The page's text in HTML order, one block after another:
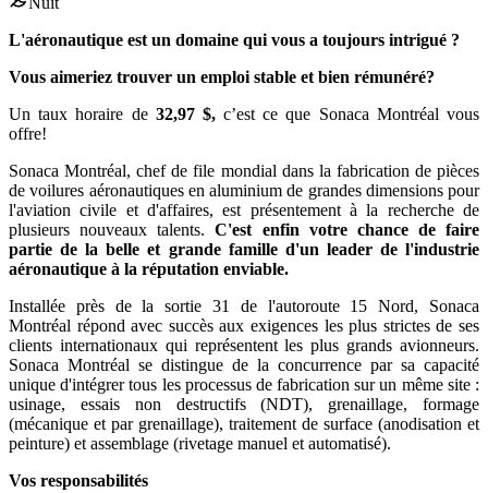
L'aéronautique est un domaine qui vous a toujours intrigué ?
Vous aimeriez trouver un emploi stable et bien rémunéré?
Un taux horaire de32,97 $,c’est ce que Sonaca Montréal vous
offre!
Sonaca Montréal, chef de file mondial dans la fabrication de pièces
de voilures aéronautiques en aluminium de grandes dimensions pour
l'aviation civile et d'affaires, est présentement à la recherche de
plusieurs nouveaux talents.C'est enfin votre chance de faire
partie de la belle et grande famille d'un leader de l'industrie
aéronautique à la réputation enviable.
Installée près de la sortie 31 de l'autoroute 15 Nord, Sonaca
Montréal répond avec succès aux exigences les plus strictes de ses
clients internationaux qui représentent les plus grands avionneurs.
Sonaca Montréal se distingue de la concurrence par sa capacité
unique d'intégrer tous les processus de fabrication sur un même site :
usinage, essais non destructifs (NDT), grenaillage, formage
(mécanique et par grenaillage), traitement de surface (anodisation et
peinture) et assemblage (rivetage manuel et automatisé).
Vos responsabilités